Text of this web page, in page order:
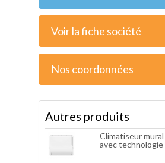
Voir la fiche société
Nos coordonnées
Autres produits
Climatiseur
avec technologie